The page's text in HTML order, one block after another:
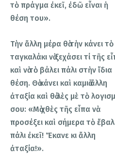
τὸ πράγμα ἐκεῖ, ἐδῶ εἶναι ἡ
θέση του».
Τὴν ἄλλη μέρα θὰ τὴν κάνει τὸ
ταγκαλάκι νὰ ξεχάσει τί τῆς
καὶ νὰ τὸ βάλει πάλι στὴν ἴδια
θέση. Θὰ κάνει καὶ καμιὰ ἄλλη
ἀταξία καὶ θὰ λὲς μὲ τὸ
σου: «Μὰ χθὲς τῆς εἶπα νὰ
προσέξει καὶ σήμερα τὸ
πάλι ἐκεῖ! Ἔκανε κι ἄλλη
ἀταξία!».